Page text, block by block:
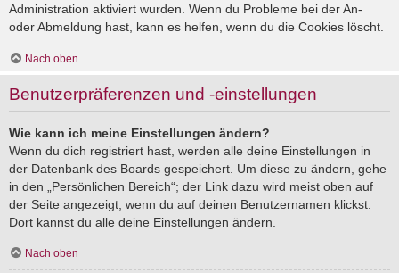
Administration aktiviert wurden. Wenn du Probleme bei der An-
oder Abmeldung hast, kann es helfen, wenn du die Cookies löscht.
Nach oben
Benutzerpräferenzen und -einstellungen
Wie kann ich meine Einstellungen ändern?
Wenn du dich registriert hast, werden alle deine Einstellungen in
der Datenbank des Boards gespeichert. Um diese zu ändern, gehe
in den „Persönlichen Bereich“; der Link dazu wird meist oben auf
der Seite angezeigt, wenn du auf deinen Benutzernamen klickst.
Dort kannst du alle deine Einstellungen ändern.
Nach oben